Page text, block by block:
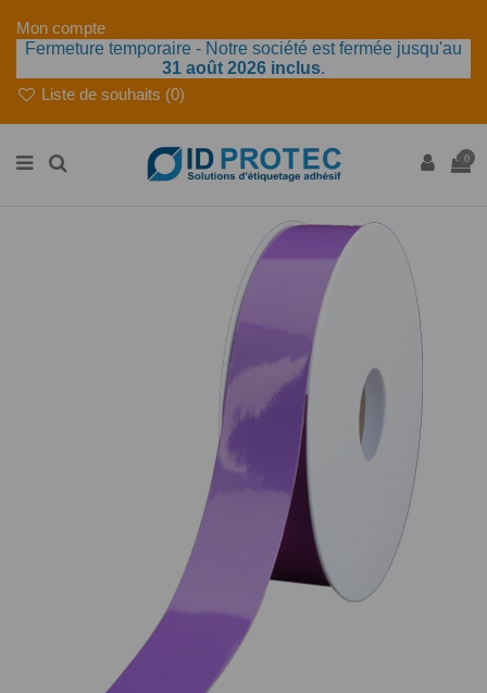
Mon compte
Fermeture temporaire - Notre société est fermée jusqu'au
31 août 2026 inclus.
Liste de souhaits (0)
0